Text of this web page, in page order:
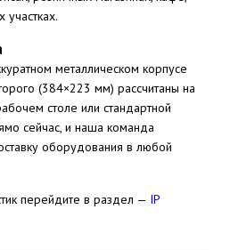
металлическом корпусе
(384×223 мм) рассчитаны на
столе или стандартной
сейчас, и наша команда
оборудования в любой
перейдите в раздел — IP